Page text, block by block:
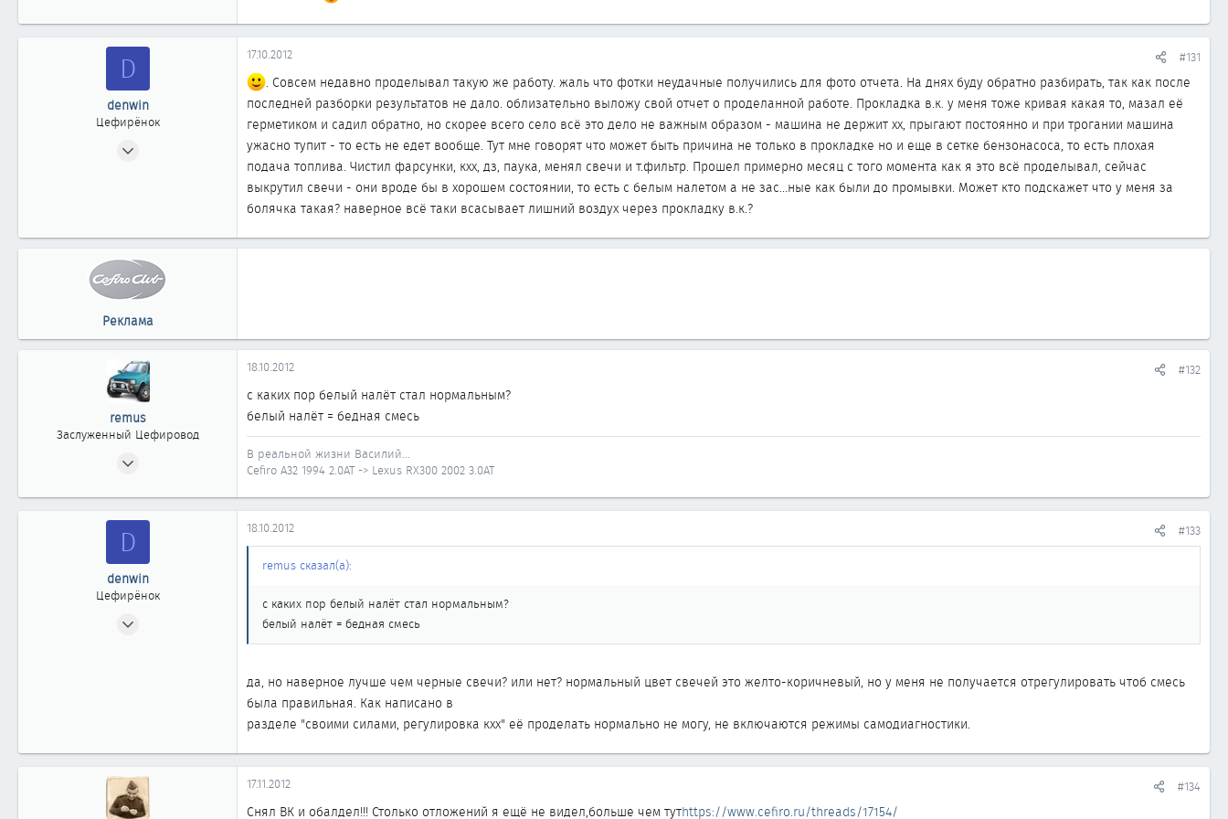
D
denwin
Цефирёнок
17.10.2012 #131
. Совсем недавно проделывал такую же работу. жаль что фотки неудачные получились для фото отчета. На днях буду обратно разбирать, так как после
последней разборки результатов не дало. облизательно выложу свой отчет о проделанной работе. Прокладка в.к. у меня тоже кривая какая то, мазал её
герметиком и садил обратно, но скорее всего село всё это дело не важным образом - машина не держит хх, прыгают постоянно и при трогании машина
ужасно тупит - то есть не едет вообще. Тут мне говорят что может быть причина не только в прокладке но и еще в сетке бензонасоса, то есть плохая
подача топлива. Чистил фарсунки, кхх, дз, паука, менял свечи и т.фильтр. Прошел примерно месяц с того момента как я это всё проделывал, сейчас
выкрутил свечи - они вроде бы в хорошем состоянии, то есть с белым налетом а не зас...ные как были до промывки. Может кто подскажет что у меня за
болячка такая? наверное всё таки всасывает лишний воздух через прокладку в.к.?
Реклама
remus
Заслуженный Цефировод
6
Иркутская область
18.10.2012 #132
с каких пор белый налёт стал нормальным?
белый налёт = бедная смесь
В реальной жизни Василий...
Cefiro A32 1994 2.0AT -> Lexus RX300 2002 3.0AT
D
denwin
Цефирёнок
18.10.2012 #133
remus сказал(а):
с каких пор белый налёт стал нормальным?
белый налёт = бедная смесь
да, но наверное лучше чем черные свечи? или нет? нормальный цвет свечей это желто-коричневый, но у меня не получается отрегулировать чтоб смесь
была правильная. Как написано в
разделе "своими силами, регулировка кхх" её проделать нормально не могу, не включаются режимы самодиагностики.
17.11.2012 #134
Снял ВК и обалдел!!! Столько отложений я ещё не видел,больше чем тутhttps://www.cefiro.ru/threads/17154/